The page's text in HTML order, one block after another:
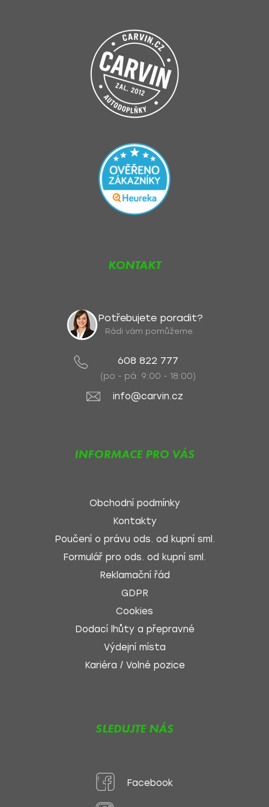
KONTAKT
Potřebujete poradit?
Rádi vám pomůžeme.
608 822 777
(po - pá: 9:00 - 18:00)
info@carvin.cz
INFORMACE PRO VÁS
Obchodní podmínky
Kontakty
Poučení o právu ods. od kupní sml.
Formulář pro ods. od kupní sml.
Reklamační řád
GDPR
Cookies
Dodací lhůty a přepravné
Výdejní místa
Kariéra / Volné pozice
SLEDUJTE NÁS
Facebook